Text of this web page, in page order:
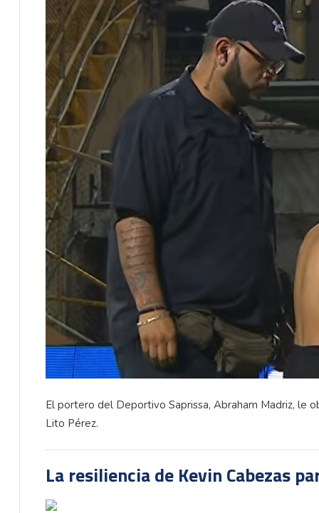
El portero del Deportivo Saprissa, Abraham Madriz, le
Lito Pérez.
La resiliencia de Kevin Cabezas